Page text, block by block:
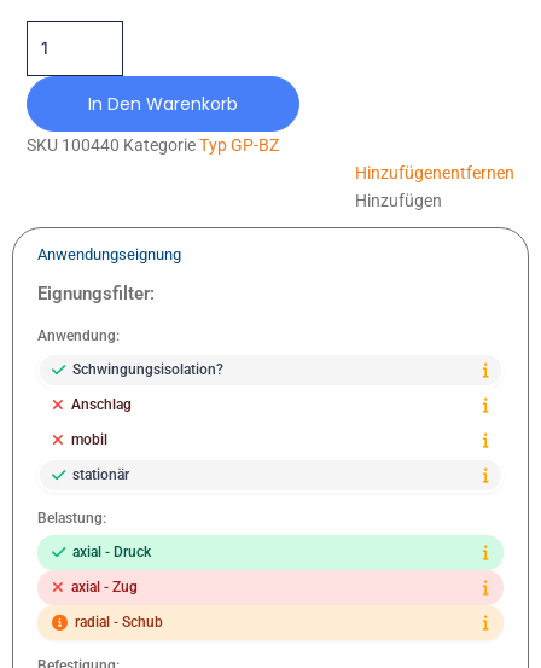
Hinzufügenentfernen
Hinzufügen
In Den Warenkorb
SKU 100440 Kategorie Typ GP-BZ
Anwendungseignung
Eignungsfilter:
Anwendung:
Schwingungsisolation?
Anschlag
mobil
stationär
Belastung:
axial - Druck
axial - Zug
radial - Schub